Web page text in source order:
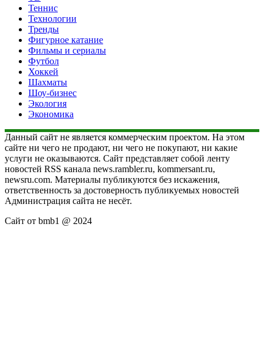
Теннис
Технологии
Тренды
Фигурное катание
Фильмы и сериалы
Футбол
Хоккей
Шахматы
Шоу-бизнес
Экология
Экономика
Данный сайт не является коммерческим проектом. На этом
сайте ни чего не продают, ни чего не покупают, ни какие
услуги не оказываются. Сайт представляет собой ленту
новостей RSS канала news.rambler.ru, kommersant.ru,
newsru.com. Материалы публикуются без искажения,
ответственность за достоверность публикуемых новостей
Администрация сайта не несёт.
Сайт от bmb1 @ 2024